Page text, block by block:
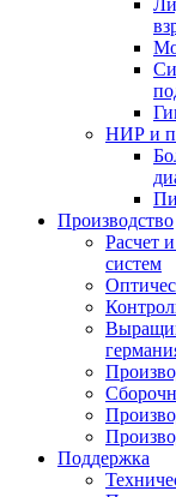
НИР и
Производство
Расчет
систем
Поддержка